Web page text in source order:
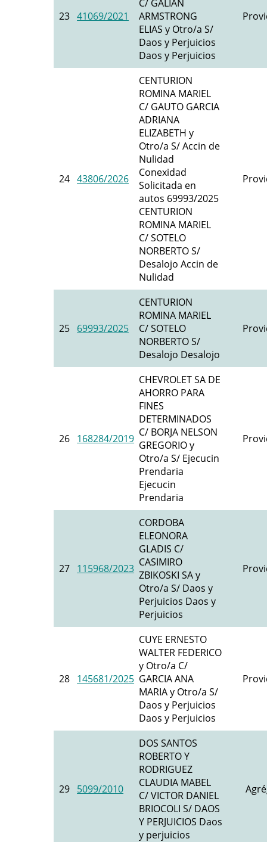
23 41069/2021
C/ GALIAN
ARMSTRONG
ELIAS y Otro/a S/
Daos y Perjuicios
Daos y Perjuicios
24 43806/2026
CENTURION
ROMINA MARIEL
C/ GAUTO GARCIA
ADRIANA
ELIZABETH y
Otro/a S/ Accin de
Nulidad
Conexidad
Solicitada en
autos 69993/2025
CENTURION
ROMINA MARIEL
C/ SOTELO
NORBERTO S/
Desalojo Accin de
Nulidad
25 69993/2025
CENTURION
ROMINA MARIEL
C/ SOTELO
NORBERTO S/
Desalojo Desalojo
26 168284/2019
CHEVROLET SA DE
AHORRO PARA
FINES
DETERMINADOS
C/ BORJA NELSON
GREGORIO y
Otro/a S/ Ejecucin
Prendaria
Ejecucin
Prendaria
27 115968/2023
CORDOBA
ELEONORA
GLADIS C/
CASIMIRO
ZBIKOSKI SA y
Otro/a S/ Daos y
Perjuicios Daos y
Perjuicios
28 145681/2025
CUYE ERNESTO
WALTER FEDERICO
y Otro/a C/
GARCIA ANA
MARIA y Otro/a S/
Daos y Perjuicios
Daos y Perjuicios
29 5099/2010
DOS SANTOS
ROBERTO Y
RODRIGUEZ
CLAUDIA MABEL
C/ VICTOR DANIEL
BRIOCOLI S/ DAOS
Y PERJUICIOS Daos
y perjuicios